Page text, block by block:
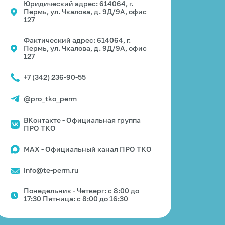
Юридический адрес: 614064, г.
Пермь, ул. Чкалова, д. 9Д/9А, офис
127
Фактический адрес: 614064, г.
Пермь, ул. Чкалова, д. 9Д/9А, офис
127
+7 (342) 236-90-55
@pro_tko_perm
ВКонтакте - Официальная группа
ПРО ТКО
MAX - Официальный канал ПРО ТКО
info@te-perm.ru
Понедельник - Четверг: с 8:00 до
17:30 Пятница: с 8:00 до 16:30